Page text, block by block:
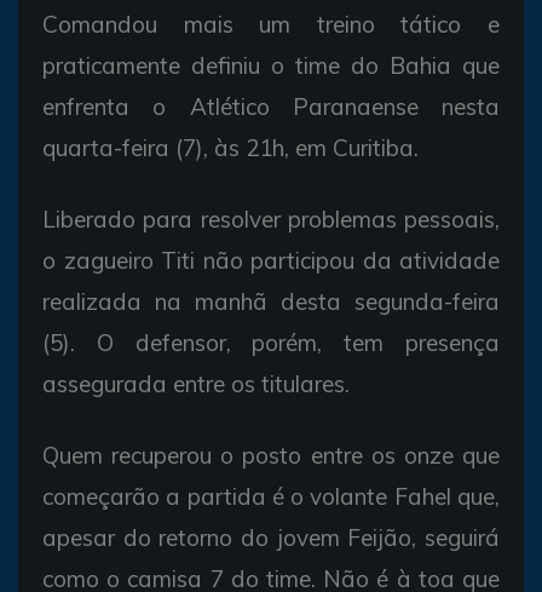
Comandou mais um treino tático e
praticamente definiu o time do Bahia que
enfrenta o Atlético Paranaense nesta
quarta-feira (7), às 21h, em Curitiba.
Liberado para resolver problemas pessoais,
o zagueiro Titi não participou da atividade
realizada na manhã desta segunda-feira
(5). O defensor, porém, tem presença
assegurada entre os titulares.
Quem recuperou o posto entre os onze que
começarão a partida é o volante Fahel que,
apesar do retorno do jovem Feijão, seguirá
como o camisa 7 do time. Não é à toa que